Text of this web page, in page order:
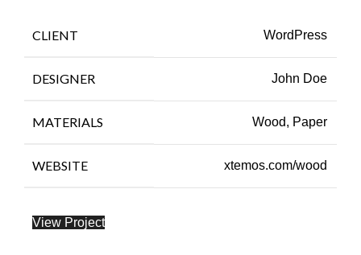
CLIENT WordPress
DESIGNER John Doe
MATERIALS Wood, Paper
WEBSITE xtemos.com/wood
View Project